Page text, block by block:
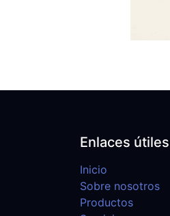
Enlaces útiles
Inicio
Sobre nosotros
Productos